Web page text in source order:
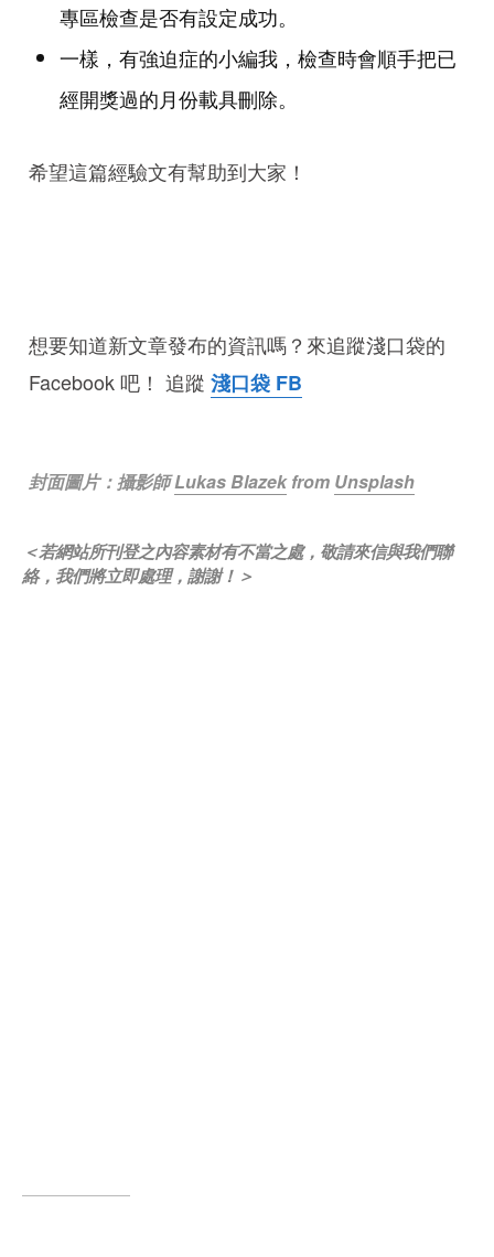
專區檢查是否有設定成功。
一樣，有強迫症的小編我，檢查時會順手把已
經開獎過的月份載具刪除。
希望這篇經驗文有幫助到大家！
想要知道新文章發布的資訊嗎？來追蹤淺口袋的
Facebook 吧！ 追蹤 淺口袋 FB
封面圖片：攝影師Lukas Blazekfrom Unsplash
＜若網站所刊登之內容素材有不當之處，敬請來信與我們聯
絡，我們將立即處理，謝謝！＞